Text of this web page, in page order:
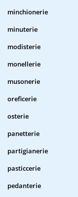
minchionerie
minuterie
modisterie
monellerie
musonerie
oreficerie
osterie
panetterie
partigianerie
pasticcerie
pedanterie